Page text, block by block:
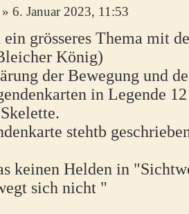
» 6. Januar 2023, 11:53
grösseres Thema mit
König)
der Bewegung und
in Legende
stehtb
keinen Helden in
sich nicht "